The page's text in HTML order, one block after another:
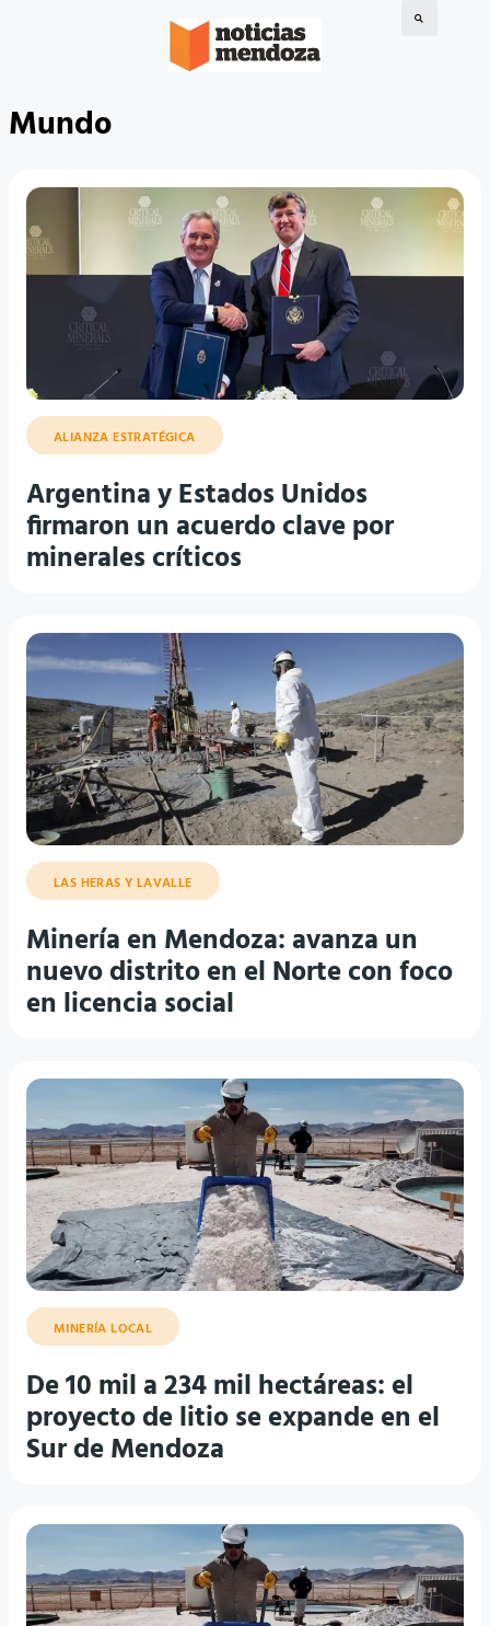
Mundo
ALIANZA ESTRATÉGICA
Argentina y Estados Unidos
firmaron un acuerdo clave por
minerales críticos
LAS HERAS Y LAVALLE
Minería en Mendoza: avanza un
nuevo distrito en el Norte con foco
en licencia social
MINERÍA LOCAL
De 10 mil a 234 mil hectáreas: el
proyecto de litio se expande en el
Sur de Mendoza